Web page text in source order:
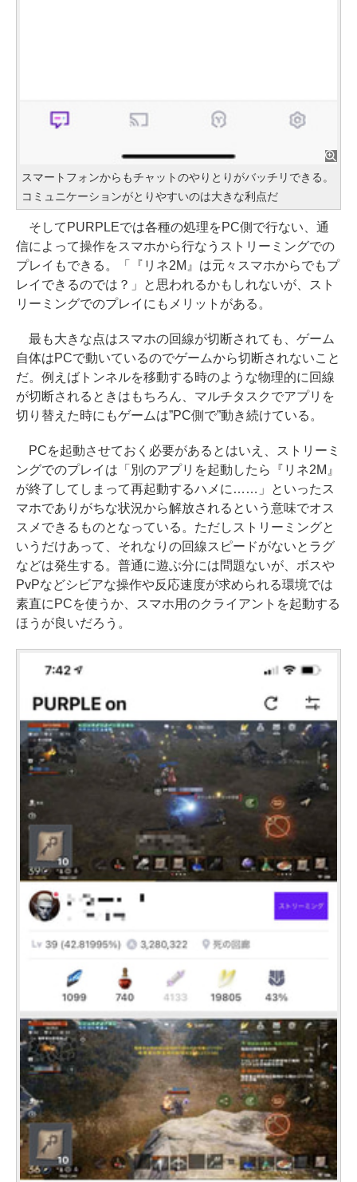
スマートフォンからもチャットのやりとりがバッチリできる。
コミュニケーションがとりやすいのは大きな利点だ
そしてPURPLEでは各種の処理をPC側で行ない、通
信によって操作をスマホから行なうストリーミングでの
プレイもできる。「『リネ2M』は元々スマホからでもプ
レイできるのでは？」と思われるかもしれないが、スト
リーミングでのプレイにもメリットがある。
最も大きな点はスマホの回線が切断されても、ゲーム
自体はPCで動いているのでゲームから切断されないこと
だ。例えばトンネルを移動する時のような物理的に回線
が切断されるときはもちろん、マルチタスクでアプリを
切り替えた時にもゲームは”PC側で”動き続けている。
PCを起動させておく必要があるとはいえ、ストリーミ
ングでのプレイは「別のアプリを起動したら『リネ2M』
が終了してしまって再起動するハメに……」といったス
マホでありがちな状況から解放されるという意味でオス
スメできるものとなっている。ただしストリーミングと
いうだけあって、それなりの回線スピードがないとラグ
などは発生する。普通に遊ぶ分には問題ないが、ボスや
PvPなどシビアな操作や反応速度が求められる環境では
素直にPCを使うか、スマホ用のクライアントを起動する
ほうが良いだろう。